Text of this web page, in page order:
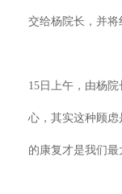
交给杨院长，并将
15 日上午，由杨
心，其实这种顾
的康复才是我们